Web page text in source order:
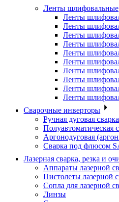
Ленты шлифовальные
Ленты
Ленты
Ленты
Ленты
Ленты
Ленты
Ленты
Ленты
Ленты
Ленты
Сварочные инверторы
Ручная дуговая
Полуавтоматическая
Аргонодуговая
Сварка под флюсом
Лазерная сварка, резка и
Аппараты лазерной
Пистолеты лазерной
Сопла для лазерной
Линзы